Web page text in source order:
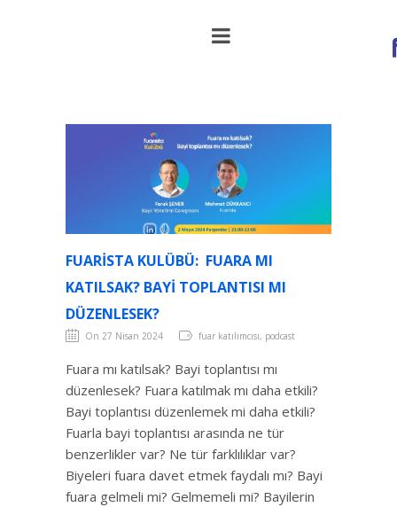
toplantısı mı düzenlesek?
FUARISTA KULÜBÜ: FUARA MI
KATILSAK? BAYI TOPLANTISI MI
DÜZENLESEK?
On 27 Nisan 2024 fuar katılımcısı, podcast
Fuara mı katılsak? Bayi toplantısı mı
düzenlesek? Fuara katılmak mı daha etkili?
Bayi toplantısı düzenlemek mi daha etkili?
Fuarla bayi toplantısı arasında ne tür
benzerlikler var? Ne tür farklılıklar var?
Biyeleri fuara davet etmek faydalı mı? Bayi
fuara gelmeli mi? Gelmemeli mi? Bayilerin